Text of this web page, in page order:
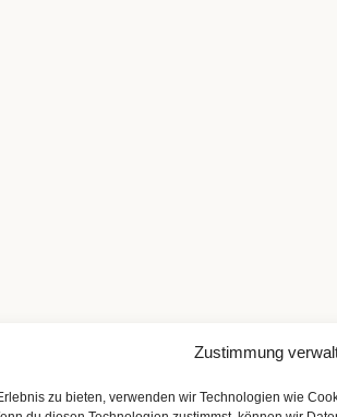
Zustimmung
zu bieten, verwenden wir Technologien wie